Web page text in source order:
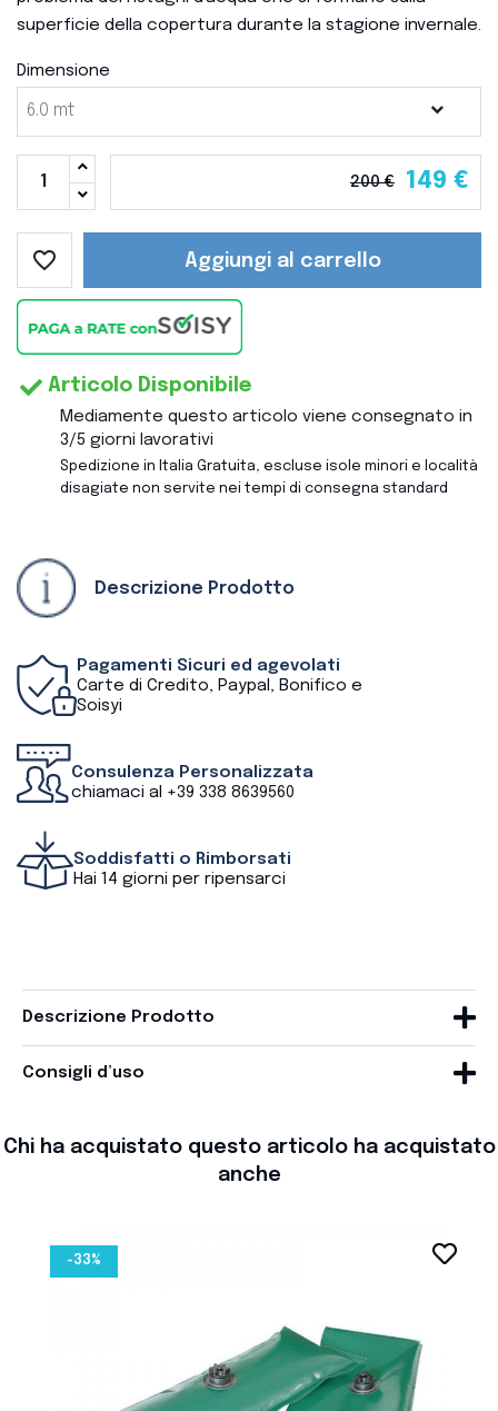
superficie della copertura durante la stagione invernale.
Dimensione
200 € 149 €
Aggiungi al carrello
favorite_border
Articolo Disponibile
Mediamente questo articolo viene consegnato in
3/5 giorni lavorativi
Spedizione in Italia Gratuita, escluse isole minori e località
disagiate non servite nei tempi di consegna standard
Descrizione Prodotto
Pagamenti Sicuri ed agevolati
Carte di Credito, Paypal, Bonifico e
Soisyi
Consulenza Personalizzata
chiamaci al +39 338 8639560
Soddisfatti o Rimborsati
Hai 14 giorni per ripensarci
Descrizione Prodotto
Consigli d’uso
Chi ha acquistato questo articolo ha acquistato
anche
favorite_border
-33%